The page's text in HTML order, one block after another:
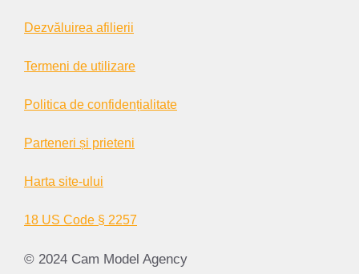
Dezvăluirea afilierii
Termeni de utilizare
Politica de confidențialitate
Parteneri și prieteni
Harta site-ului
18 US Code § 2257
© 2024 Cam Model Agency